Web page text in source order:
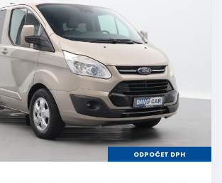
ODPOČET DPH